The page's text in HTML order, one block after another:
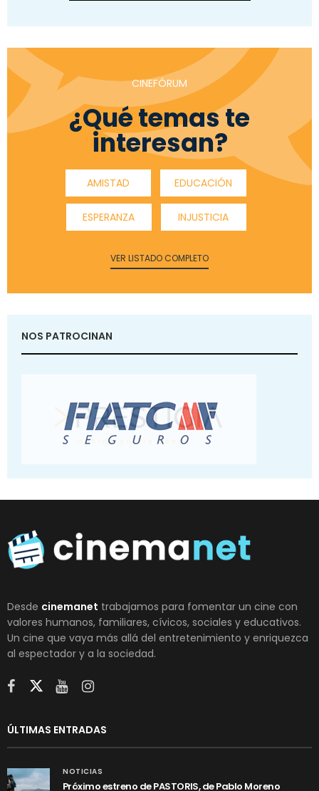
CINEFÓRUM
¿Qué temas te
interesan?
AMISTAD EDUCACIÓN
ESPERANZA INJUSTICIA
VER LISTADO COMPLETO
NOS PATROCINAN
Desde cinemanet trabajamos para fomentar un cine con
valores humanos, familiares, cívicos, sociales y educativos.
Un cine que vaya más allá del entretenimiento y enriquezca
al espectador y a la sociedad.
ÚLTIMAS ENTRADAS
NOTICIAS
Próximo estreno de PASTORIS, de Pablo Moreno